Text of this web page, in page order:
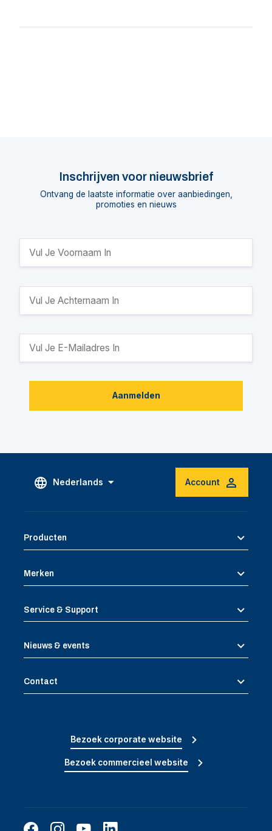
Inschrijven voor nieuwsbrief
Ontvang de laatste informatie over aanbiedingen,
promoties en nieuws
Aanmelden
Nederlands Account
Producten
Merken
Service & Support
Nieuws & events
Contact
Bezoek corporate website
Bezoek commercieel website